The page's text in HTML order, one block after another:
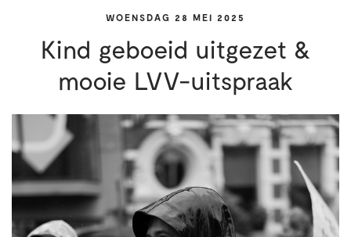
WOENSDAG 28 MEI 2025
Kind geboeid uitgezet &
mooie LVV-uitspraak